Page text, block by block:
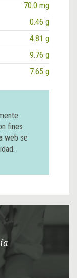
70.0 mg
0.46 g
4.81 g
9.76 g
7.65 g
fines
web se